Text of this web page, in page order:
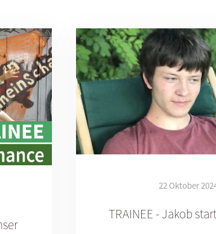
22 Oktober
TRAINEE - Jakob
Ich bin informiert und einverstanden.
kannst den Newsletter jederzeit ändern, indem Du auf den Abbestellungs-Link klickst,
erhältst, finden können, oder indem Du uns unter
newsletter@cvjm-thueringen.de
und Respekt behandeln. Weitere Informationen zu unseren Datenschutzpraktiken
erklärst Du dich damit einverstanden, dass wir Deine Informationen in